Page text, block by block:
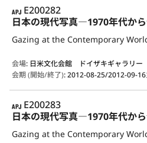
APJ
E200282
日本の現代写真―1970年代か
会場: 日米文化会館 ドイザキギャラリー
会期 (開始/終了):2012-08-25/2012-09-16
APJ
E200283
日本の現代写真―1970年代か